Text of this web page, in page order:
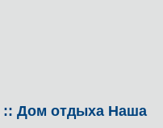
:: Дом отдыха Наша